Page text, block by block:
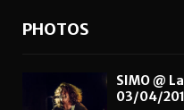
PHOTOS
SIMO @
03/04/